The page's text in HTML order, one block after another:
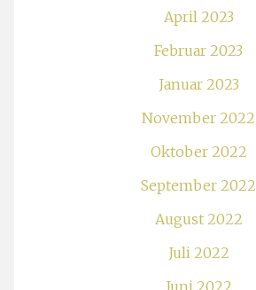
April 2023
Februar 2023
Januar 2023
November 2022
Oktober 2022
September 2022
August 2022
Juli 2022
Juni 2022